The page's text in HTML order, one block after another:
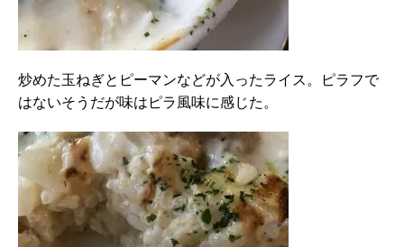
炒めた玉ねぎとピーマンなどが入ったライス。ピラフで
はないそうだが味はピラ風味に感じた。